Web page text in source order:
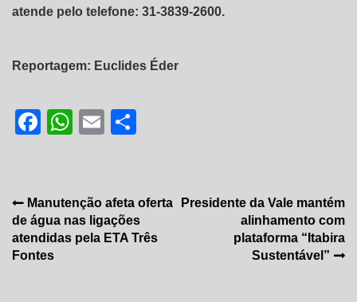
atende pelo telefone: 31-3839-2600.
Reportagem: Euclides Éder
Facebook
WhatsApp
Email
Navegação
de
Post
Manutenção afeta oferta
de água nas ligações
atendidas pela ETA Três
Fontes
Presidente da Vale mantém
alinhamento com
plataforma “Itabira
Sustentável”